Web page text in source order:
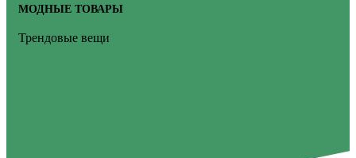
МОДНЫЕ ТОВАРЫ
Трендовые вещи